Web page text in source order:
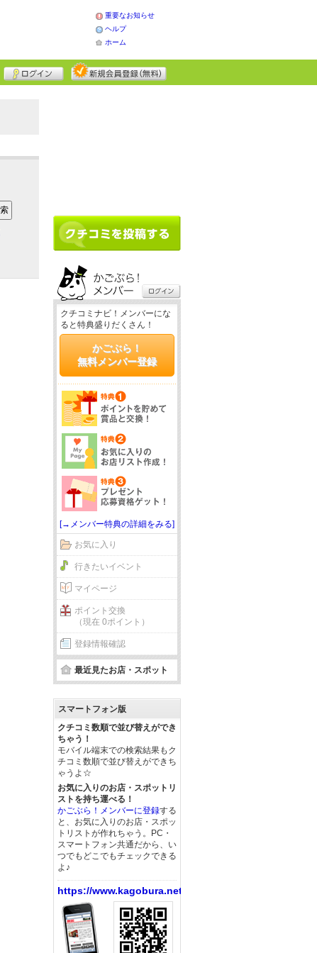
重要なお知らせ
ヘルプ
ホーム
クチコミナビ！メンバーにな
ると特典盛りだくさん！
かごぶら！
無料メンバー登録
[→メンバー特典の詳細をみる]
お気に入り
行きたいイベント
マイページ
ポイント交換
（現在 0ポイント）
登録情報確認
最近見たお店・スポット
スマートフォン版
クチコミ数順で並び替えができ
ちゃう！
モバイル端末での検索結果もク
チコミ数順で並び替えができち
ゃうよ☆
お気に入りのお店・スポットリ
ストを持ち運べる！
かごぶら！メンバーに登録する
と、お気に入りのお店・スポッ
トリストが作れちゃう。PC・
スマートフォン共通だから、い
つでもどこでもチェックできる
よ♪
https://www.kagobura.net/